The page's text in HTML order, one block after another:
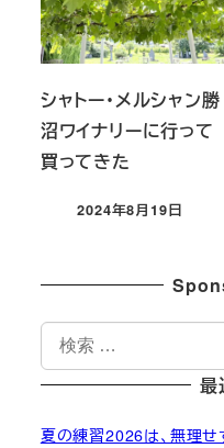
シャトー・メルシャン勝
沼ワイナリーに行って
買ってきた
投稿日
2024年8月19日
検
索
最
夏の練習2026は、無理